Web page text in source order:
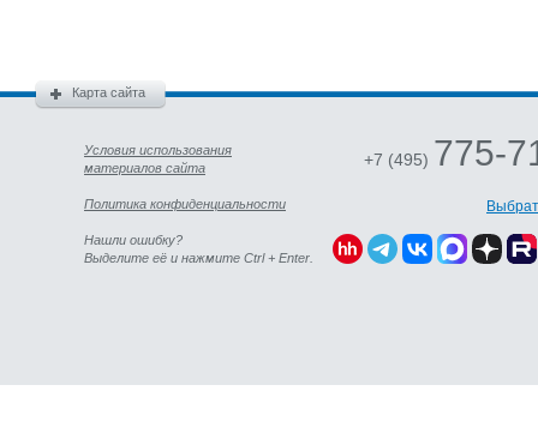
Карта сайта
Условия использования
материалов сайта
Политика конфиденциальности
Нашли ошибку?
Выделите её и нажмите Ctrl + Enter.
+7 (495) 775-